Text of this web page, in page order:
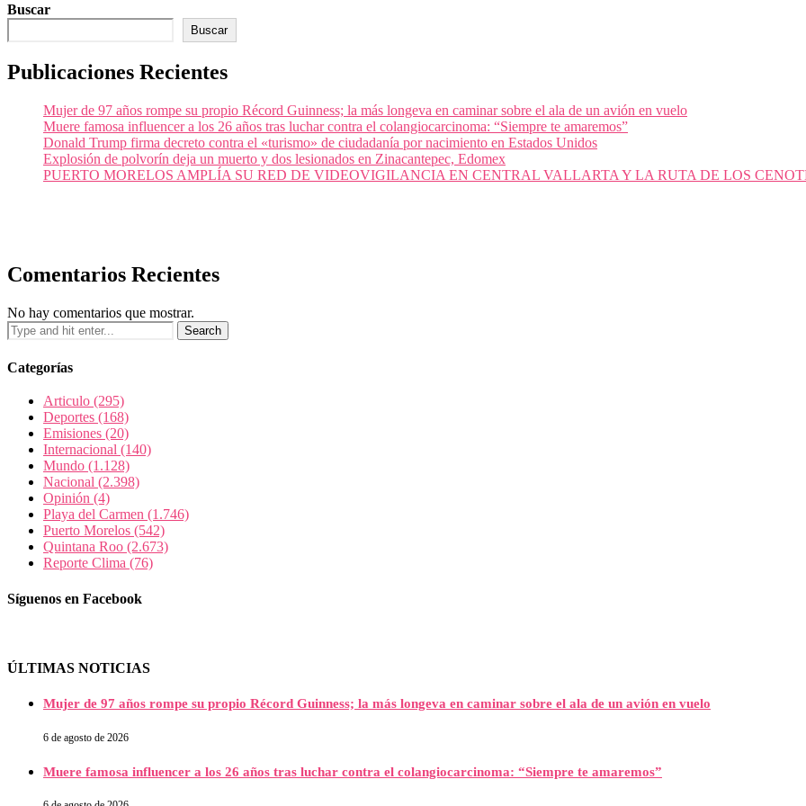
Buscar
Buscar
Publicaciones Recientes
Mujer de 97 años rompe su propio Récord Guinness; la más longeva en caminar sobre el ala de un avión en vuelo
Muere famosa influencer a los 26 años tras luchar contra el colangiocarcinoma: “Siempre te amaremos”
Donald Trump firma decreto contra el «turismo» de ciudadanía por nacimiento en Estados Unidos
Explosión de polvorín deja un muerto y dos lesionados en Zinacantepec, Edomex
PUERTO MORELOS AMPLÍA SU RED DE VIDEOVIGILANCIA EN CENTRAL VALLARTA Y LA RUTA DE LOS
Comentarios Recientes
No hay comentarios que mostrar.
Categorías
Articulo (295)
Deportes (168)
Emisiones (20)
Internacional (140)
Mundo (1.128)
Nacional (2.398)
Opinión (4)
Playa del Carmen (1.746)
Puerto Morelos (542)
Quintana Roo (2.673)
Reporte Clima (76)
Síguenos en Facebook
ÚLTIMAS NOTICIAS
Mujer de 97 años rompe su propio Récord Guinness; la más longeva en caminar sobre el ala de un avión en vuelo
6 de agosto de 2026
Muere famosa influencer a los 26 años tras luchar contra el colangiocarcinoma: “Siempre te amaremos”